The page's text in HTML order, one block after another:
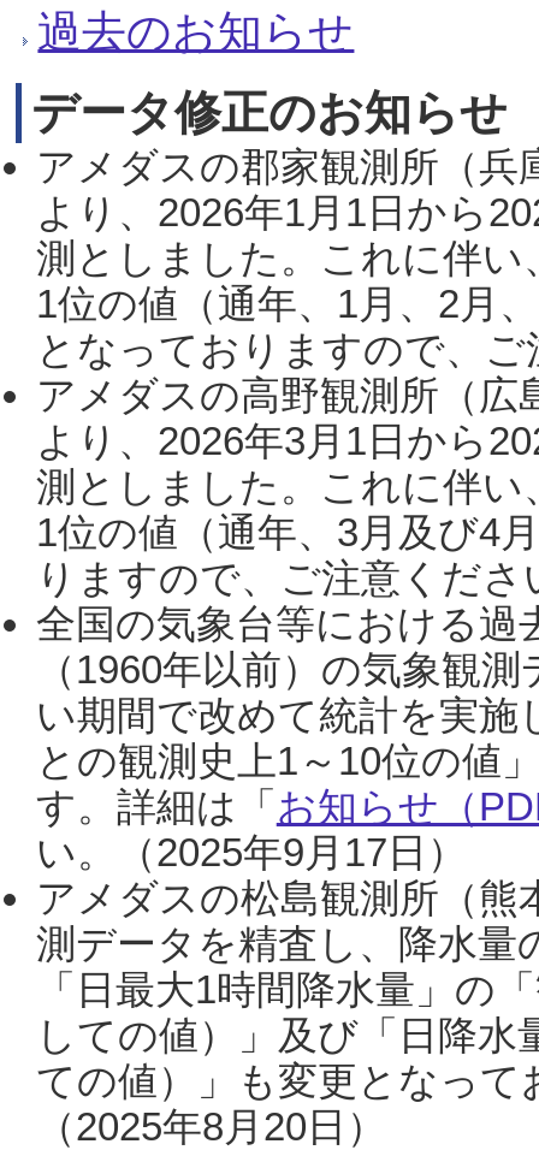
過去のお知らせ
データ修正のお知らせ
アメダスの郡家観測所（
より、2026年1月1日から
測としました。これに伴い
1位の値（通年、1月、2月
となっておりますので、
アメダスの高野観測所（
より、2026年3月1日から
測としました。これに伴い
1位の値（通年、3月及び4
りますので、ご注意くだ
全国の気象台等における過
（1960年以前）の気象観
い期間で改めて統計を実
との観測史上1～10位の値
す。詳細は「 お知らせ（
い。（2025年9月17日）
アメダスの松島観測所（熊
測データを精査し、降水
「日最大1時間降水量」の
しての値）」及び「日降
ての値）」も変更となっ
（2025年8月20日）